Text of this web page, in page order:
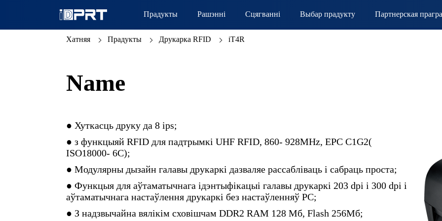
Прадукты Рашэнні Сцягванні Выбар прадукту Партнерская
Хатняя Прадукты Друкарка RFID iT4R
Name
● Хуткасць друку да 8 ips;
● з функцыяй RFID для падтрымкі UHF RFID, 860- 928MHz, EPC C1G2(
ISO18000- 6C);
● Модулярны дызайн галавы друкаркі дазваляе рассабліваць і сабраць проста;
● Функцыя для аўтаматычнага ідэнтыфікацыі галавы друкаркі 203 dpi і 300 dpi і
аўтаматычнага настаўлення друкаркі без настаўленняў PC;
● З надзвычайна вялікім сховішчам DDR2 RAM 128 Мб, Flash 256Мб;